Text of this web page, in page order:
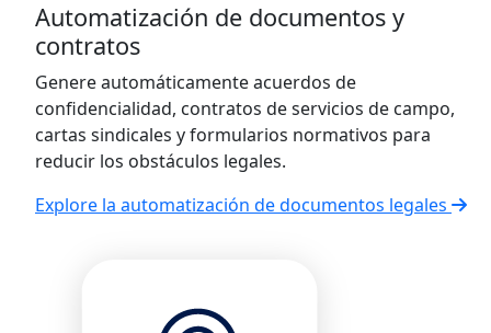
Automatización de documentos y
contratos
Genere automáticamente acuerdos de
confidencialidad, contratos de servicios de campo,
cartas sindicales y formularios normativos para
reducir los obstáculos legales.
Explore la automatización de documentos legales